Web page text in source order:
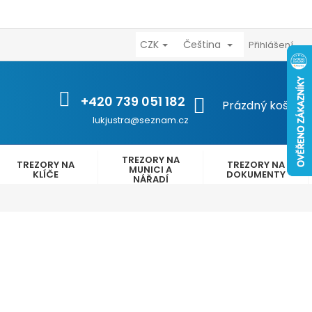
+420 739 051 182
lukjustra@seznam.cz
Reklamační řád Obchodní
CZK Čeština Přihlášení
NÁKUPNÍ
Prázdný košík
TREZORY NA
KLÍČE
TREZORY NA
MUNICI A
NÁŘADÍ
TREZORY NA
DOKUMENTY